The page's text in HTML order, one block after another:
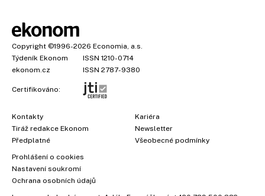
Copyright ©1996-2026 Economia, a.s.
Týdeník Ekonom
ISSN 1210-0714
ekonom.cz
ISSN 2787-9380
Certifikováno:
Kontakty
Tiráž redakce Ekonom
Předplatné
Kariéra
Newsletter
Všeobecné podmínky
Prohlášení o cookies
Nastavení soukromí
Ochrana osobních údajů